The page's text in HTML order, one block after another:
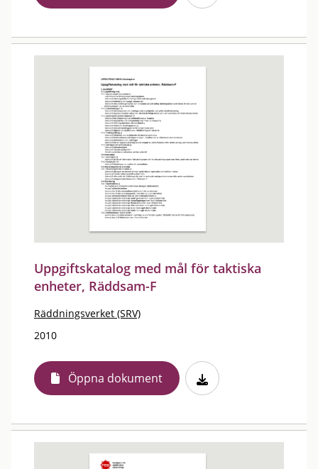
Uppgiftskatalog med mål för taktiska
enheter, Räddsam-F
Räddningsverket (SRV)
2010
Öppna dokument